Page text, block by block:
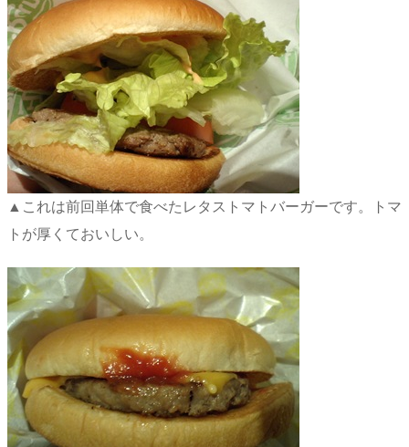
▲これは前回単体で食べたレタストマトバーガーです。トマ
トが厚くておいしい。